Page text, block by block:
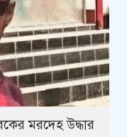
মরদেহ উদ্ধার